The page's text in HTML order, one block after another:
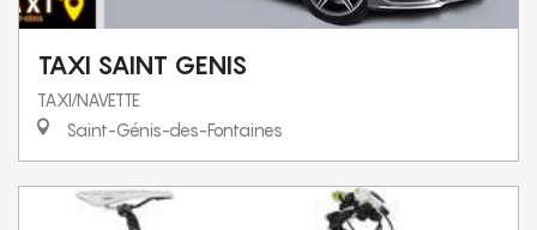
TAXI SAINT GENIS
TAXI/NAVETTE
Saint-Génis-des-Fontaines